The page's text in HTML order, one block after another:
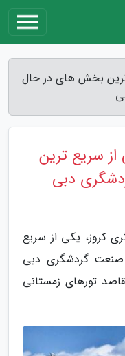
بخش های در حال
سریع ترین
دبی
کروز، یکی از سریع
گردشگری دبی
تورهای زمستانی